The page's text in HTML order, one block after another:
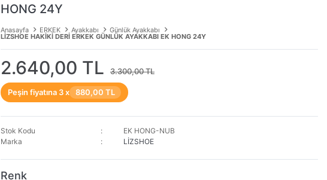
HONG 24Y
Anasayfa ERKEK Ayakkabı Günlük Ayakkabı
LİZSHOE HAKİKİ DERİ ERKEK GÜNLÜK AYAKKABI EK HONG 24Y
2.640,00 TL 3.300,00 TL
Peşin fiyatına 3 x 880,00 TL
Stok Kodu
EK HONG-NUB
Marka
LİZSHOE
Renk